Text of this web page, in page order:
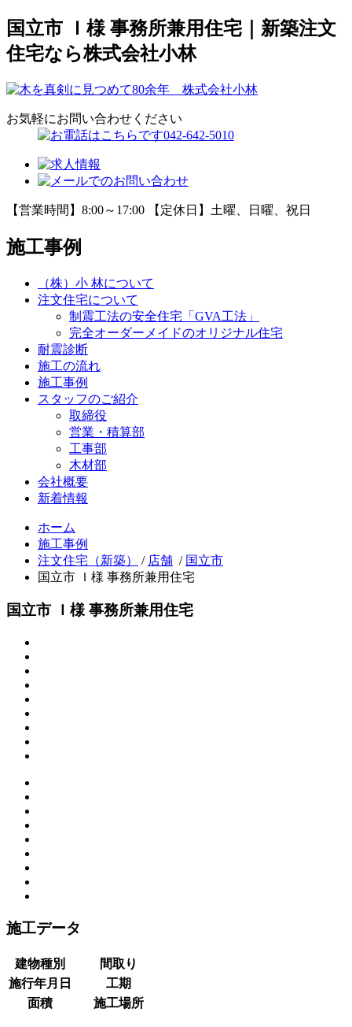
国立市 Ｉ様 事務所兼用住宅｜新築注文
住宅なら株式会社小林
お気軽にお問い合わせください
【営業時間】8:00～17:00 【定休日】土曜、日曜、祝日
施工事例
（株）小 林について
注文住宅について
制震工法の安全住宅「GVA工法」
完全オーダーメイドのオリジナル住宅
耐震診断
施工の流れ
施工事例
スタッフのご紹介
取締役
営業・積算部
工事部
木材部
会社概要
新着情報
ホーム
施工事例
注文住宅（新築）
/ 店舗 / 国立市
国立市 Ｉ様 事務所兼用住宅
国立市 Ｉ様 事務所兼用住宅
施工データ
建物種別
間取り
施行年月日
工期
面積
施工場所